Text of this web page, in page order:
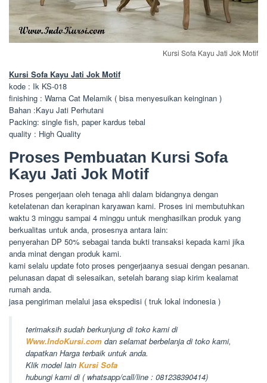
Kursi Sofa Kayu Jati Jok Motif
Kursi Sofa Kayu Jati Jok Motif
kode : Ik KS-018
finishing : Warna Cat Melamik ( bisa menyesuikan keinginan )
Bahan :Kayu Jati Perhutani
Packing: single fish, paper kardus tebal
quality : High Quality
Proses Pembuatan Kursi Sofa
Kayu Jati Jok Motif
Proses pengerjaan oleh tenaga ahli dalam bidangnya dengan
ketelatenan dan kerapinan karyawan kami. Proses ini membutuhkan
waktu 3 minggu sampai 4 minggu untuk menghasilkan produk yang
berkualitas untuk anda, prosesnya antara lain:
penyerahan DP 50% sebagai tanda bukti transaksi kepada kami jika
anda minat dengan produk kami.
kami selalu update foto proses pengerjaanya sesuai dengan pesanan.
pelunasan dapat di selesaikan, setelah barang siap kirim kealamat
rumah anda.
jasa pengiriman melalui jasa ekspedisi ( truk lokal indonesia )
terimaksih sudah berkunjung di toko kami di
Www.IndoKursi.com dan selamat berbelanja di toko kami,
dapatkan Harga terbaik untuk anda.
Klik model lain Kursi Sofa
hubungi kami di ( whatsapp/call/line : 081238390414)